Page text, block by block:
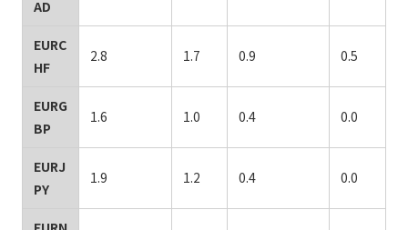
AD
EURC
HF
2.8 1.7 0.9 0.5
EURG
BP
1.6 1.0 0.4 0.0
EURJ
PY
1.9 1.2 0.4 0.0